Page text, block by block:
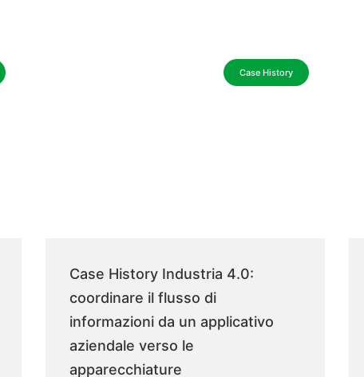
Case History
Case History Industria 4.0:
coordinare il flusso di
informazioni da un applicativo
aziendale verso le
apparecchiature